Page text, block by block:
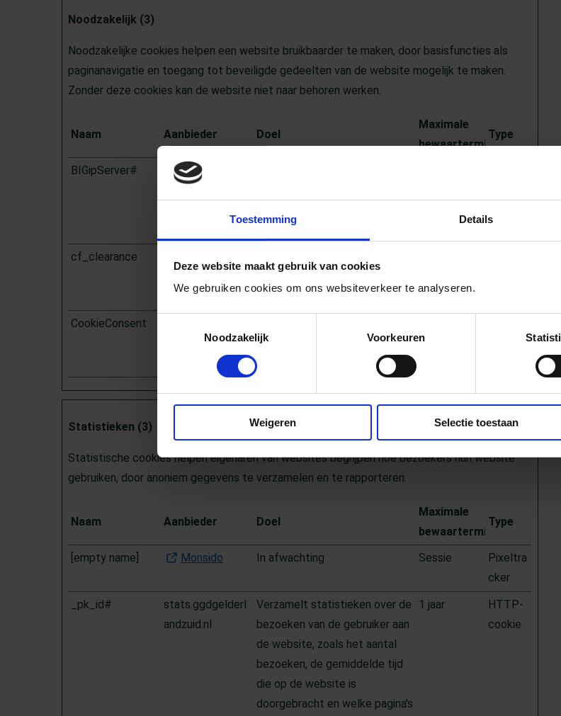
Toestemming Details
Deze website maakt gebruik van cookies
We gebruiken cookies om ons websiteverkeer te analyseren.
Noodzakelijk
Voorkeuren
Weigeren Selectie toestaan
Noodzakelijk (3)
Noodzakelijke cookies helpen een website bruikbaarder te maken, door basisfuncties als
paginanavigatie en toegang tot beveiligde gedeelten van de website mogelijk te maken.
Zonder deze cookies kan de website niet naar behoren werken.
Naam Aanbieder Doel
Maximale
bewaartermijn
Type
BIGipServer#
embed.email-
responstijden te optimaliseren.
cf_clearance
om onderscheid te maken
tussen mensen en bots.
CookieConsent
gebruiker op voor het huidige
domein
Statistieken (3)
Statistische cookies helpen eigenaren van websites begrijpen hoe bezoekers hun website
gebruiken, door anoniem gegevens te verzamelen en te rapporteren.
Naam Aanbieder Doel
Maximale
bewaartermijn
Type
[empty name] Monsido (Opent in een nieuw tabblad)
In afwachting Sessie
Pixeltra
cker
_pk_id#
stats.ggdgelderl
andzuid.nl
Verzamelt statistieken over de
bezoeken van de gebruiker aan
de website, zoals het aantal
bezoeken, de gemiddelde tijd
die op de website is
doorgebracht en welke pagina's
1 jaar
HTTP-
cookie